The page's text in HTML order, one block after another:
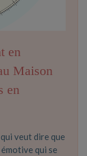
en
Maison
en
qui veut dire que
qui se